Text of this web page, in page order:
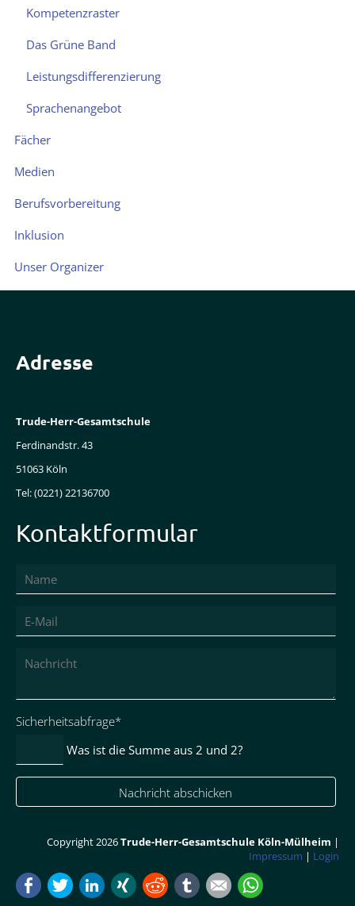
-
-
-
KJA
Schule
Rassismus
Gesunde
Schule
Profischüler*innen
Pädagogische
Stundentafel
Kernunterricht
Kompetenzraster
Grüne
Band
Leistungsdifferenzierung
Sprachenangebot
Medien
Berufsvorbereitung
Organizer
Sek
Kompetenzraster
Das Grüne Band
Leistungsdifferenzierung
Sprachenangebot
Fächer
Medien
Berufsvorbereitung
Inklusion
Unser Organizer
Adresse
Trude-Herr-Gesamtschule
Ferdinandstr. 43
51063 Köln
Tel: (0221) 22136700
Kontaktformular
Pflichtfeld
Sicherheitsabfrage*
Was ist die Summe aus 2 und 2?
Nachricht abschicken
Copyright 2026Trude-Herr-Gesamtschule Köln-Mülheim |
Impressum | Login
FacebookTwitterLinkedInXing Reddit tumblr Mail